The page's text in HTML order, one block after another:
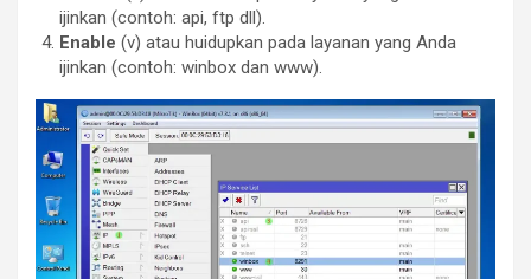
ijinkan (contoh: api, ftp dll).
Enable (v) atau huidupkan pada layanan yang Anda
ijinkan (contoh: winbox dan www).